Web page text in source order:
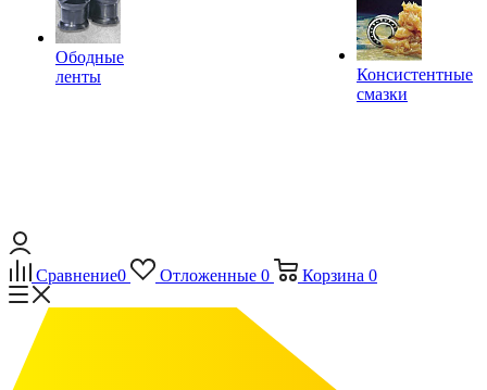
Ободные
ленты
Консистентные
смазки
Сравнение0 Отложенные 0 Корзина 0